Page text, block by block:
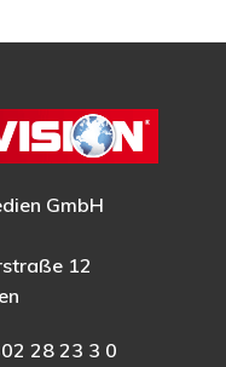
GmbH
12
28 23 3 0